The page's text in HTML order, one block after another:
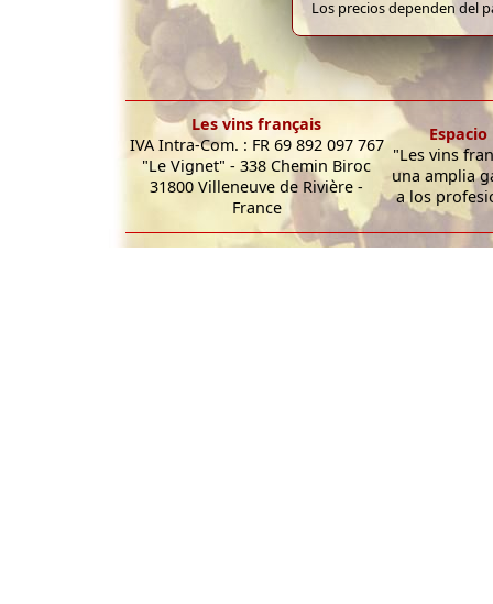
Los precios dependen del
Les vins français
IVA Intra-Com. : FR 69 892 097 767
"Le Vignet" - 338 Chemin Biroc
31800 Villeneuve de Rivière -
France
"Les vins
una amplia
a los